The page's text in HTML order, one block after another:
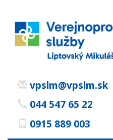
vpslm@vpslm.sk
044 547 65 22
0915 889 003